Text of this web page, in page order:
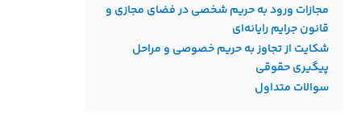
مجازات ورود به حریم شخصی در فضای مجازی و
قانون جرایم رایانه‌ای
شکایت از تجاوز به حریم خصوصی و مراحل
پیگیری حقوقی
سوالات متداول